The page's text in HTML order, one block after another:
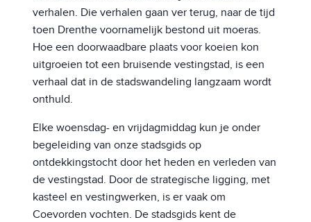
verhalen. Die verhalen gaan ver terug, naar de tijd
toen Drenthe voornamelijk bestond uit moeras.
Hoe een doorwaadbare plaats voor koeien kon
uitgroeien tot een bruisende vestingstad, is een
verhaal dat in de stadswandeling langzaam wordt
onthuld.
Elke woensdag- en vrijdagmiddag kun je onder
begeleiding van onze stadsgids op
ontdekkingstocht door het heden en verleden van
de vestingstad. Door de strategische ligging, met
kasteel en vestingwerken, is er vaak om
Coevorden vochten. De stadsgids kent de